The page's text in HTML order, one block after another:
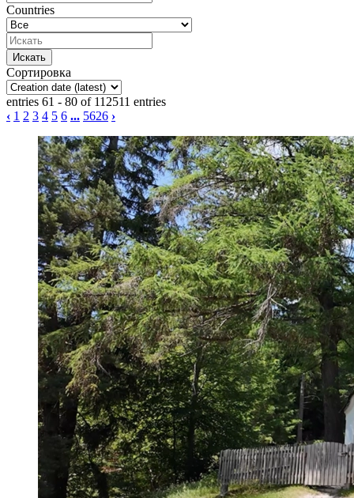
Countries
Сортировка
entries 61 - 80 of 112511 entries
‹ 1 2 3 4 5 6 ... 5626 ›